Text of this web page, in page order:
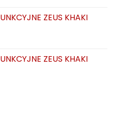
ZEUS KHAKI
ZEUS KHAKI